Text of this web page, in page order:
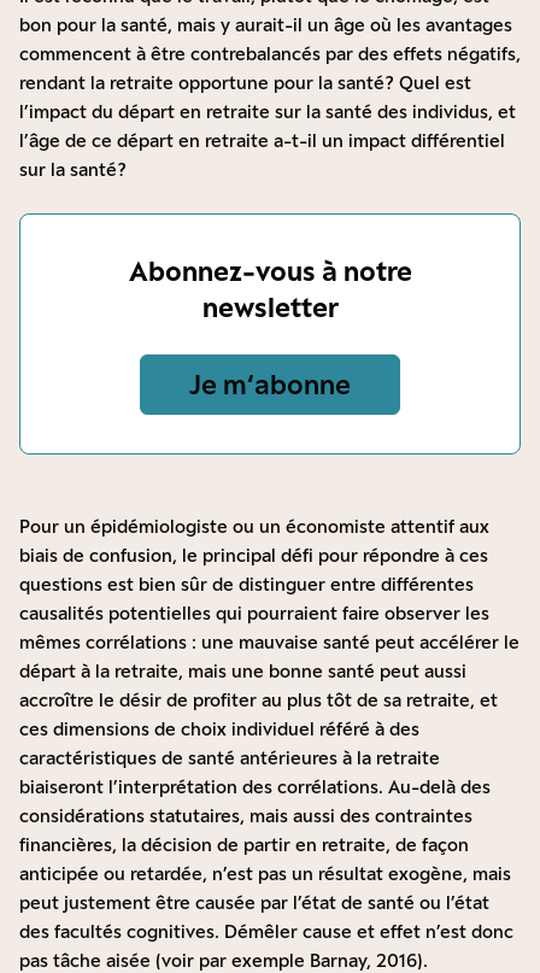
bon pour la santé, mais y aurait-il un âge où les avantages
commencent à être contrebalancés par des effets négatifs,
rendant la retraite opportune pour la santé ? Quel est
l’impact du départ en retraite sur la santé des individus, et
l’âge de ce départ en retraite a-t-il un impact différentiel
sur la santé ?
Abonnez-vous à notre
newsletter
Je m‘abonne
Pour un épidémiologiste ou un économiste attentif aux
biais de confusion, le principal défi pour répondre à ces
questions est bien sûr de distinguer entre différentes
causalités potentielles qui pourraient faire observer les
mêmes corrélations : une mauvaise santé peut accélérer le
départ à la retraite, mais une bonne santé peut aussi
accroître le désir de profiter au plus tôt de sa retraite, et
ces dimensions de choix individuel référé à des
caractéristiques de santé antérieures à la retraite
biaiseront l’interprétation des corrélations. Au-delà des
considérations statutaires, mais aussi des contraintes
financières, la décision de partir en retraite, de façon
anticipée ou retardée, n’est pas un résultat exogène, mais
peut justement être causée par l’état de santé ou l’état
des facultés cognitives. Démêler cause et effet n’est donc
pas tâche aisée (voir par exemple Barnay, 2016).